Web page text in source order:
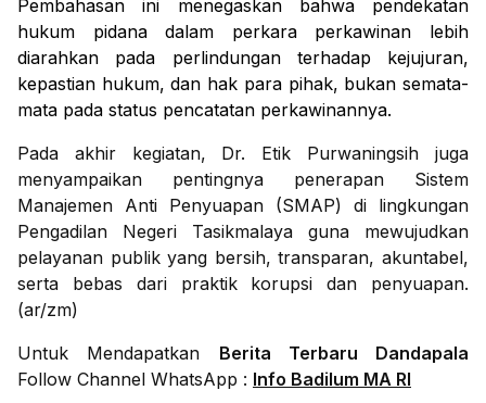
Pembahasan ini menegaskan bahwa pendekatan
hukum pidana dalam perkara perkawinan lebih
diarahkan pada perlindungan terhadap kejujuran,
kepastian hukum, dan hak para pihak, bukan semata-
mata pada status pencatatan perkawinannya.
Pada akhir kegiatan, Dr. Etik Purwaningsih juga
menyampaikan pentingnya penerapan Sistem
Manajemen Anti Penyuapan (SMAP) di lingkungan
Pengadilan Negeri Tasikmalaya guna mewujudkan
pelayanan publik yang bersih, transparan, akuntabel,
serta bebas dari praktik korupsi dan penyuapan.
(ar/zm)
Untuk Mendapatkan Berita Terbaru Dandapala
Follow Channel WhatsApp : Info Badilum MA RI